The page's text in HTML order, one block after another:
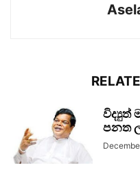
විද්‍යුත්
පනත